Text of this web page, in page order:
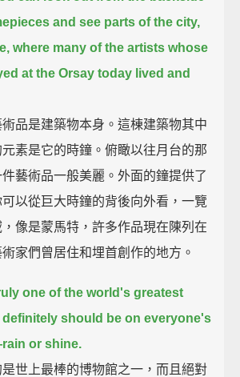
and see parts of the city,
where many of the artists whose
at the Orsay today lived and
品是建築物本身。這棟建築物其中
素是它的時鐘。俯瞰以往月台的那
藝術品一般美麗。外面的鐘提供了
以從巨大時鐘的背後向外看，一覽
像是蒙馬特，許多作品現在陳列在
家們曾居住和埋首創作的地方。
one of the world's greatest
should be on everyone's
rain or shine.
世上最棒的博物館之一，而且絕對